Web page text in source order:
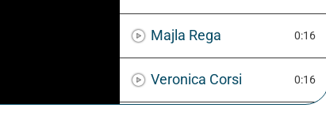
Majla Rega 0:16
Veronica Corsi 0:16